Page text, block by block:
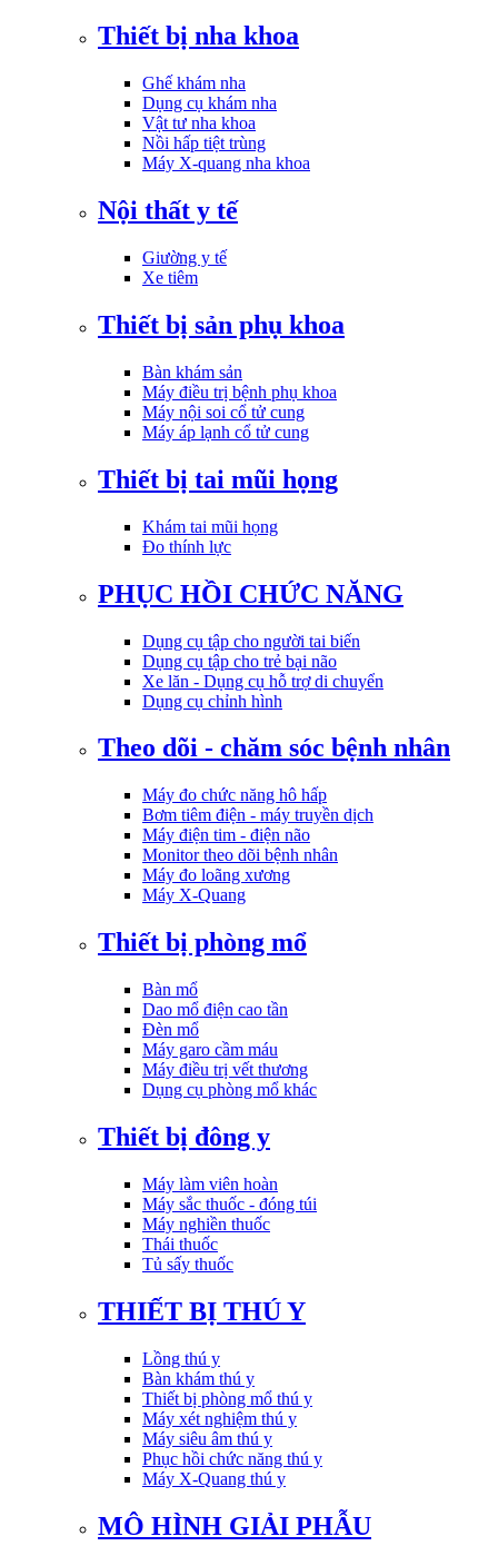
Thiết bị nha khoa
Ghế khám nha
Dụng cụ khám nha
Vật tư nha khoa
Nồi hấp tiệt trùng
Máy X-quang nha khoa
Nội thất y tế
Giường y tế
Xe tiêm
Thiết bị sản phụ khoa
Bàn khám sản
Máy điều trị bệnh phụ khoa
Máy nội soi cổ tử cung
Máy áp lạnh cổ tử cung
Thiết bị tai mũi họng
Khám tai mũi họng
Đo thính lực
PHỤC HỒI CHỨC NĂNG
Dụng cụ tập cho người tai biến
Dụng cụ tập cho trẻ bại não
Xe lăn - Dụng cụ hỗ trợ di chuyển
Dụng cụ chỉnh hình
Theo dõi - chăm sóc bệnh nhân
Máy đo chức năng hô hấp
Bơm tiêm điện - máy truyền dịch
Máy điện tim - điện não
Monitor theo dõi bệnh nhân
Máy đo loãng xương
Máy X-Quang
Thiết bị phòng mổ
Bàn mổ
Dao mổ điện cao tần
Đèn mổ
Máy garo cầm máu
Máy điều trị vết thương
Dụng cụ phòng mổ khác
Thiết bị đông y
Máy làm viên hoàn
Máy sắc thuốc - đóng túi
Máy nghiền thuốc
Thái thuốc
Tủ sấy thuốc
THIẾT BỊ THÚ Y
Lồng thú y
Bàn khám thú y
Thiết bị phòng mổ thú y
Máy xét nghiệm thú y
Máy siêu âm thú y
Phục hồi chức năng thú y
Máy X-Quang thú y
MÔ HÌNH GIẢI PHẪU